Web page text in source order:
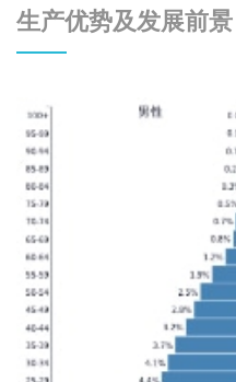
生产优势及发展前景